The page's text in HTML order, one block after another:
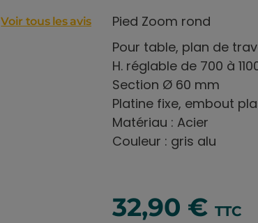
Voir tous les avis
Pied Zoom rond
Pour table, plan de
H. réglable de 700 à
Section Ø 60 mm
Platine fixe, embout
Matériau : Acier
Couleur : gris alu
32,90 € TTC